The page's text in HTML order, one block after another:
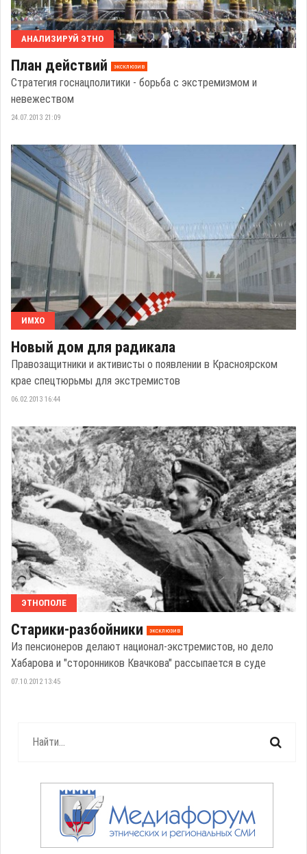
АНАЛИЗИРУЙ ЭТНО
План действий эксклюзив
Стратегия госнацполитики - борьба с экстремизмом и
невежеством
24.07.2013 21:09
ИМХО
Новый дом для радикала
Правозащитники и активисты о появлении в Красноярском
крае спецтюрьмы для экстремистов
06.02.2013 16:44
ЭТНОПОЛЕ
Старики-разбойники эксклюзив
Из пенсионеров делают национал-экстремистов, но дело
Хабарова и "сторонников Квачкова" рассыпается в суде
07.10.2012 13:45